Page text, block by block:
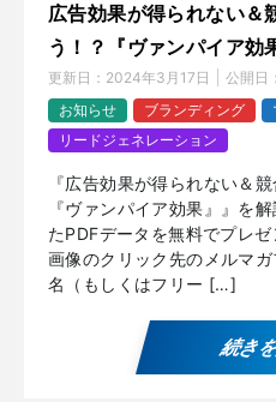
広告効果が得られない＆
う！？『ヴァンパイア効
更新日： 2024年3月17日 公開日：
お知らせ
ブランディング
リードジェネレーション
『広告効果が得られない＆
『ヴァンパイア効果』』を
たPDFデータを無料でプレ
画像のクリック先のメルマ
名（もしくはフリー […]
続き